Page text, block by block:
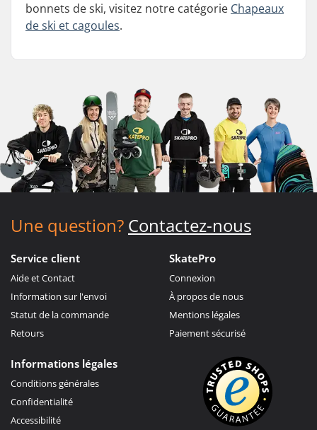
bonnets de ski, visitez notre catégorie Chapeaux
de ski et cagoules.
Une question? Contactez-nous
Service client
Aide et Contact
Information sur l'envoi
Statut de la commande
Retours
SkatePro
Connexion
À propos de nous
Mentions légales
Paiement sécurisé
Informations légales
Conditions générales
Confidentialité
Accessibilité